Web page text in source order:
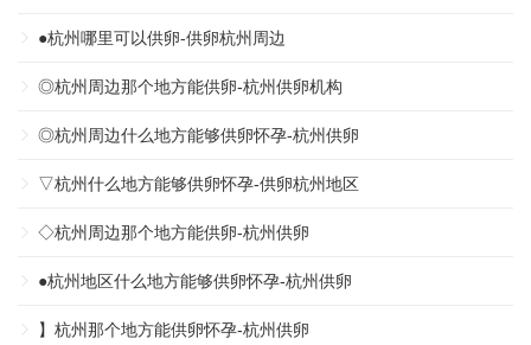
●杭州哪里可以供卵-供卵杭州周边
◎杭州周边那个地方能供卵-杭州供卵机构
◎杭州周边什么地方能够供卵怀孕-杭州供卵
▽杭州什么地方能够供卵怀孕-供卵杭州地区
◇杭州周边那个地方能供卵-杭州供卵
●杭州地区什么地方能够供卵怀孕-杭州供卵
】杭州那个地方能供卵怀孕-杭州供卵